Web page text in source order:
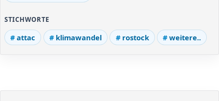
STICHWORTE
attac klimawandel rostock weitere..